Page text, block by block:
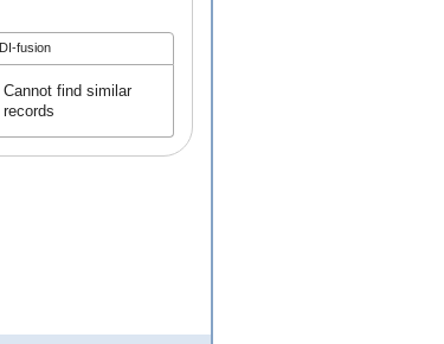
DI-fusion
Cannot find similar
records